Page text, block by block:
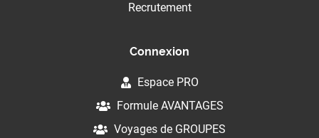
Recrutement
Connexion
Espace PRO
Formule AVANTAGES
Voyages de GROUPES